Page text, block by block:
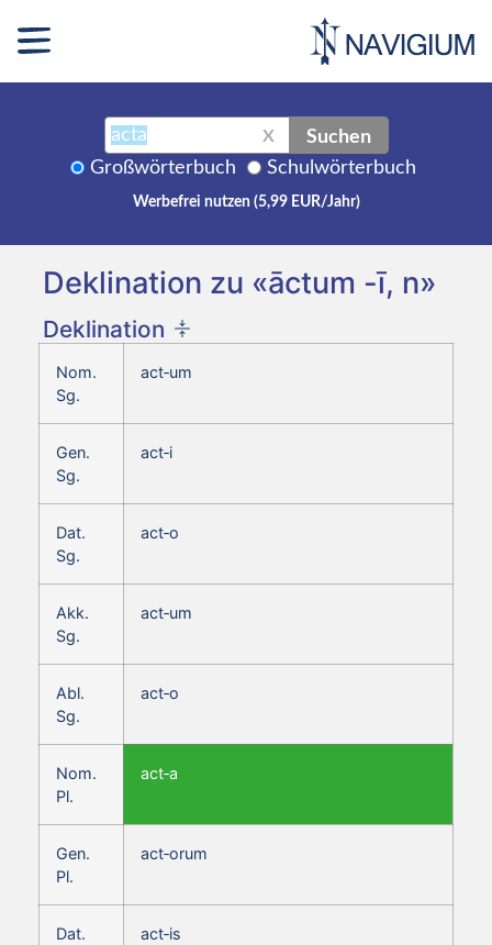
X Suchen
Großwörterbuch Schulwörterbuch
Werbefrei nutzen (5,99 EUR/Jahr)
Deklination zu «āctum -ī, n»
Deklination
Nom.
Sg.
act‑um
Gen.
Sg.
act‑i
Dat.
Sg.
act‑o
Akk.
Sg.
act‑um
Abl.
Sg.
act‑o
Nom.
Pl.
act‑a
Gen.
Pl.
act‑orum
Dat.
act‑is